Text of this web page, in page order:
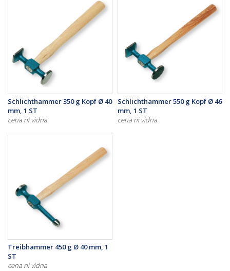
Schlichthammer 350 g Kopf Ø 40
mm, 1 ST
cena ni vidna
Schlichthammer 550 g Kopf Ø 46
mm, 1 ST
cena ni vidna
Treibhammer 450 g Ø 40 mm, 1
ST
cena ni vidna